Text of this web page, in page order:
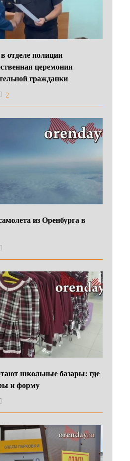
отделе полиции
церемония
гражданки
2
из Оренбурга в
школьные базары: где
и форму